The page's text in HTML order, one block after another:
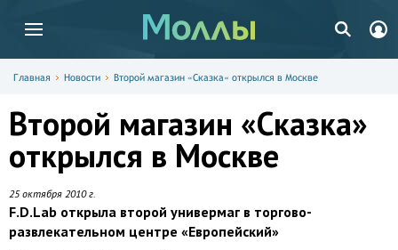
Главная Новости Второй магазин «Сказка» открылся в Москве
Второй магазин «Сказка»
открылся в Москве
25 октября 2010 г.
F.D.Lab открыла второй универмаг в торгово-
развлекательном центре «Европейский»